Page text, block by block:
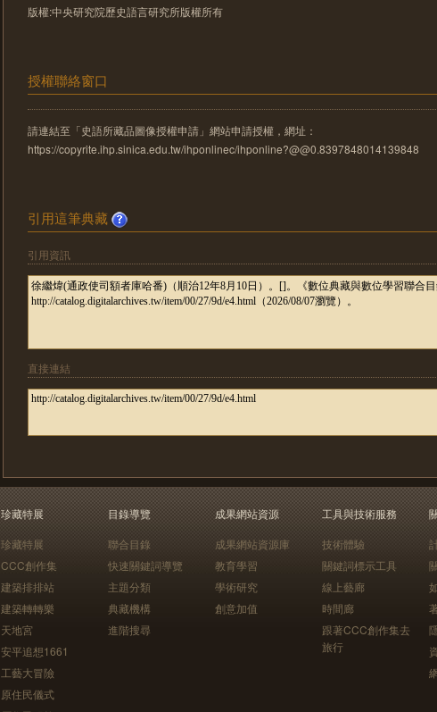
版權:中央研究院歷史語言研究所版權所有
授權聯絡窗口
請連結至「史語所藏品圖像授權申請」網站申請授權，網址：
https://copyrite.ihp.sinica.edu.tw/ihponlinec/ihponline?@@0.8397848014139848
引用這筆典藏
引用資訊
直接連結
珍藏特展
珍藏特展
CCC創作集
建築排排站
建築轉轉樂
天地宮
安平追想1661
工藝大冒險
原住民儀式
目錄導覽
聯合目錄
快速關鍵詞導覽
主題分類
典藏機構
進階搜尋
成果網站資源
成果網站資源庫
教育學習
學術研究
創意加值
工具與技術服務
技術體驗
關鍵詞標示工具
線上藝廊
時間廊
跟著CCC創作集去
旅行